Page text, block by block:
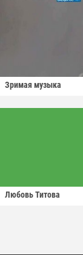
Зримая музыка
Любовь Титова